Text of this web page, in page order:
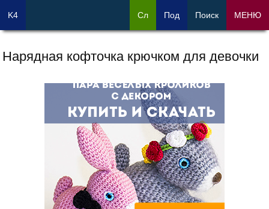
Нарядная кофточка крючком для девочки
K4 Сл Под Поиск МЕНЮ